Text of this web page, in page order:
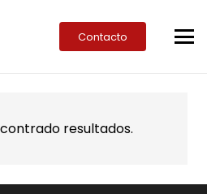
Contacto
resultados.